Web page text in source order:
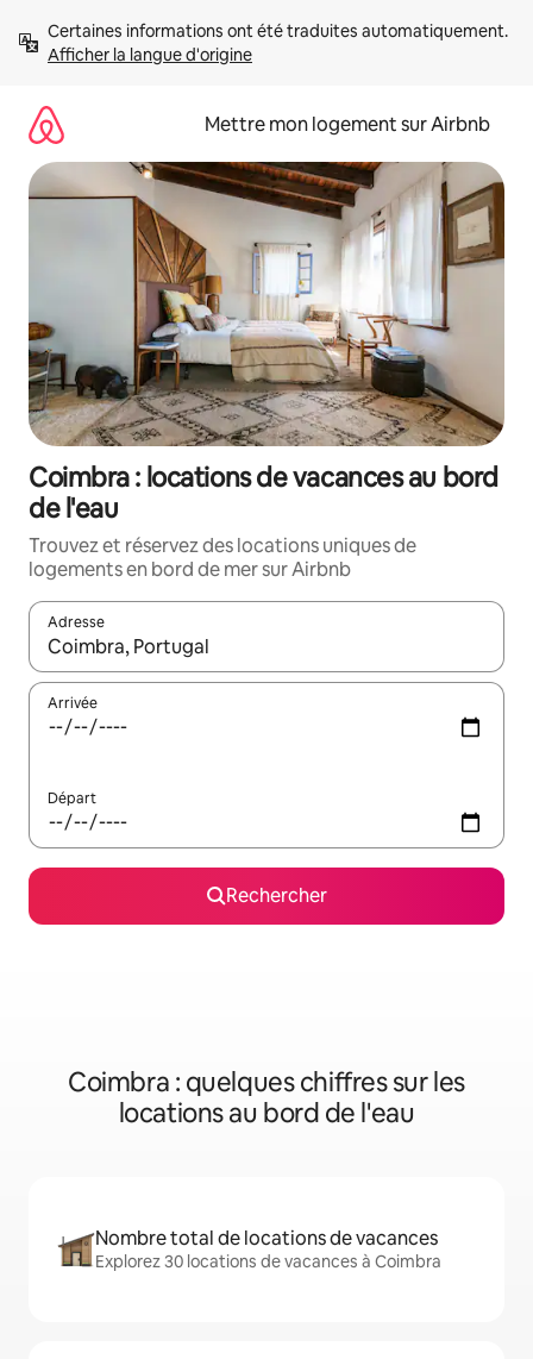
directement
Afficher la langue d'origine
Mettre mon logement sur Airbnb
Coimbra : locations de vacances au bord
de l'eau
Trouvez et réservez des locations uniques de
logements en bord de mer sur Airbnb
Adresse
Lorsque les résultats s'affichent, utilisez les flèches vers le
Arrivée
Départ
Rechercher
Coimbra : quelques chiffres sur les
locations au bord de l'eau
Nombre total de locations de vacances
Explorez 30 locations de vacances à Coimbra